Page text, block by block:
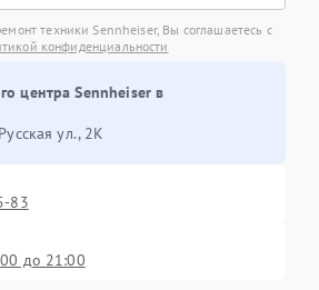
техники Sennheiser, Вы соглашаетесь с
конфиденциальности
центра Sennheiser в
ул., 2К
83
до 21:00